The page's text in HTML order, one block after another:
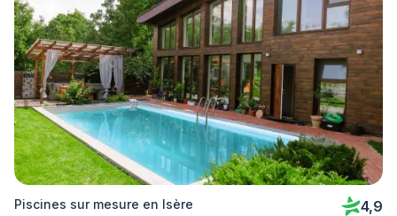
Piscines sur mesure en Isère 4,9